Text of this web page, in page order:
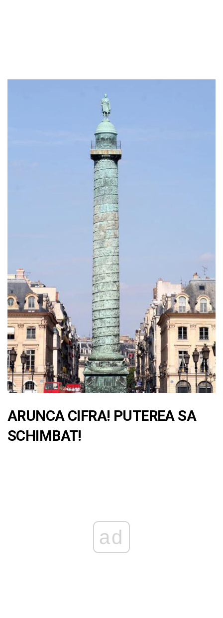
ARUNCA CIFRA! PUTEREA SA
SCHIMBAT!
ad